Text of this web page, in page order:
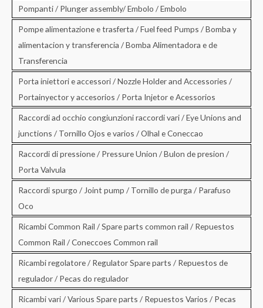
Pompanti / Plunger assembly/ Embolo / Embolo
Pompe alimentazione e trasferta / Fuel feed Pumps / Bomba y
alimentacion y transferencia / Bomba Alimentadora e de
Transferencia
Porta iniettori e accessori / Nozzle Holder and Accessories /
Portainyector y accesorios / Porta Injetor e Acessorios
Raccordi ad occhio congiunzioni raccordi vari / Eye Unions and
junctions / Tornillo Ojos e varios / Olhal e Coneccao
Raccordi di pressione / Pressure Union / Bulon de presion /
Porta Valvula
Raccordi spurgo / Joint pump / Tornillo de purga / Parafuso
Oco
Ricambi Common Rail / Spare parts common rail / Repuestos
Common Rail / Coneccoes Common rail
Ricambi regolatore / Regulator Spare parts / Repuestos de
regulador / Pecas do regulador
Ricambi vari / Various Spare parts / Repuestos Varios / Pecas